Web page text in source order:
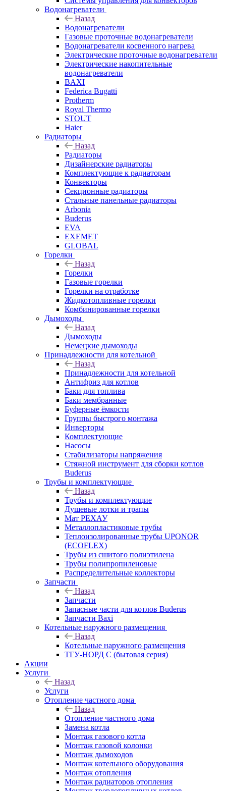
Водонагреватели
Назад
Водонагреватели
Газовые проточные водонагреватели
Водонагреватели косвенного нагрева
Электрические проточные водонагреватели
Электрические накопительные
водонагреватели
BAXI
Federica Bugatti
Protherm
Royal Thermo
STOUT
Haier
Радиаторы
Назад
Радиаторы
Дизайнерские радиаторы
Комплектующие к радиаторам
Конвекторы
Секционные радиаторы
Стальные панельные радиаторы
Arbonia
Buderus
EVA
EXEMET
GLOBAL
Горелки
Назад
Горелки
Газовые горелки
Горелки на отработке
Жидкотопливные горелки
Комбинированные горелки
Дымоходы
Назад
Дымоходы
Немецкие дымоходы
Принадлежности для котельной
Назад
Принадлежности для котельной
Антифриз для котлов
Баки для топлива
Баки мембранные
Буферные ёмкости
Группы быстрого монтажа
Инверторы
Комплектующие
Насосы
Стабилизаторы напряжения
Стяжной инструмент для сборки котлов
Buderus
Трубы и комплектующие
Назад
Трубы и комплектующие
Душевые лотки и трапы
Мат РЕХАУ
Металлопластиковые трубы
Теплоизолированные трубы UPONOR
(ECOFLEX)
Трубы из сшитого полиэтилена
Трубы полипропиленовые
Распределительные коллекторы
Запчасти
Назад
Запчасти
Запасные части для котлов Buderus
Запчасти Baxi
Котельные наружного размещения
Назад
Котельные наружного размещения
ТГУ-НОРД С (бытовая серия)
Акции
Услуги
Назад
Услуги
Отопление частного дома
Назад
Отопление частного дома
Замена котла
Монтаж газового котла
Монтаж газовой колонки
Монтаж дымоходов
Монтаж котельного оборудования
Монтаж отопления
Монтаж радиаторов отопления